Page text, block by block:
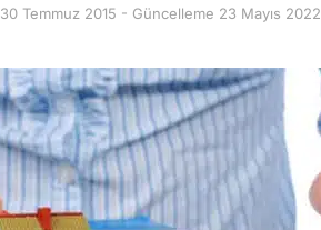
30 Temmuz 2015 - Güncelleme 23 Mayıs 2022